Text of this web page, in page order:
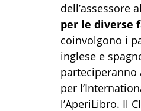
dell’assessore
per le diverse
coinvolgono i
inglese e
per
l’AperiLibro. Il